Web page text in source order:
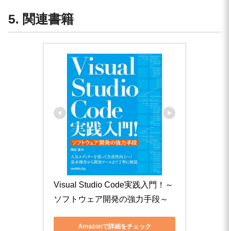
5. 関連書籍
Visual Studio Code実践入門！～
ソフトウェア開発の強力手段～
Amazonで詳細をチェック